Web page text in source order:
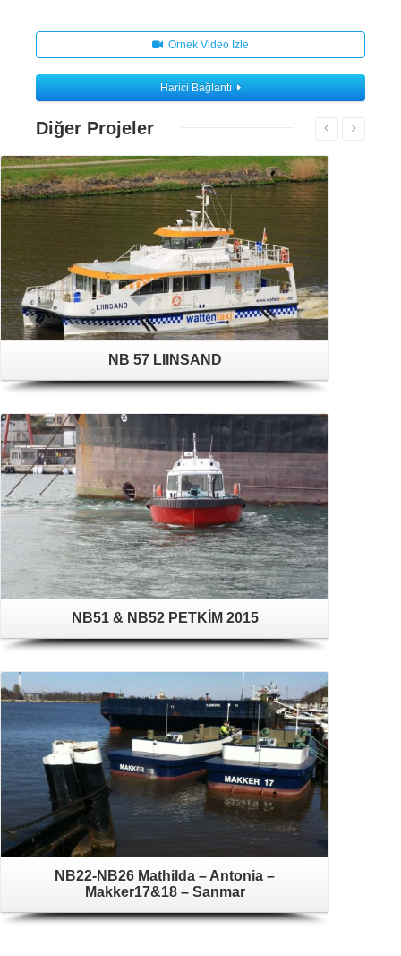
Örnek Video İzle
Harici Bağlantı
Diğer Projeler
NB 57 LIINSAND
NB51 & NB52 PETKİM 2015
NB22-NB26 Mathilda – Antonia –
Makker17&18 – Sanmar